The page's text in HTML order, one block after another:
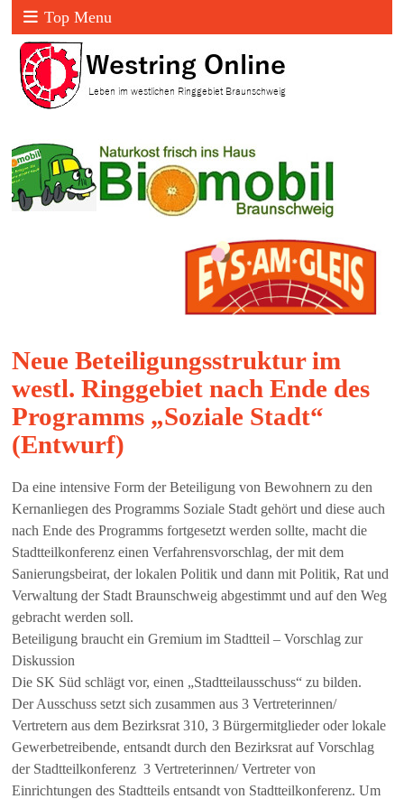
Top Menu
Neue Beteiligungsstruktur im
westl. Ringgebiet nach Ende des
Programms „Soziale Stadt“
(Entwurf)
Da eine intensive Form der Beteiligung von Bewohnern zu den
Kernanliegen des Programms Soziale Stadt gehört und diese auch
nach Ende des Programms fortgesetzt werden sollte, macht die
Stadtteilkonferenz einen Verfahrensvorschlag, der mit dem
Sanierungsbeirat, der lokalen Politik und dann mit Politik, Rat und
Verwaltung der Stadt Braunschweig abgestimmt und auf den Weg
gebracht werden soll.
Beteiligung braucht ein Gremium im Stadtteil – Vorschlag zur
Diskussion
Die SK Süd schlägt vor, einen „Stadtteilausschuss“ zu bilden.
Der Ausschuss setzt sich zusammen aus 3 Vertreterinnen/
Vertretern aus dem Bezirksrat 310, 3 Bürgermitglieder oder lokale
Gewerbetreibende, entsandt durch den Bezirksrat auf Vorschlag
der Stadtteilkonferenz 3 Vertreterinnen/ Vertreter von
Einrichtungen des Stadtteils entsandt von Stadtteilkonferenz. Um